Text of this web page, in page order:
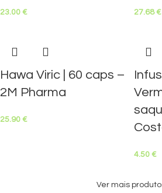
23.00 € 27.68€
Hawa Viric | 60 caps –
2M Pharma
25.90 €
4.50 €
Ver mais